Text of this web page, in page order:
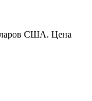
США. Цена